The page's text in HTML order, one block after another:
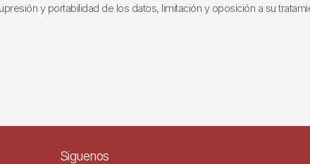
y portabilidad de los datos, limitación y oposición a su
Siguenos